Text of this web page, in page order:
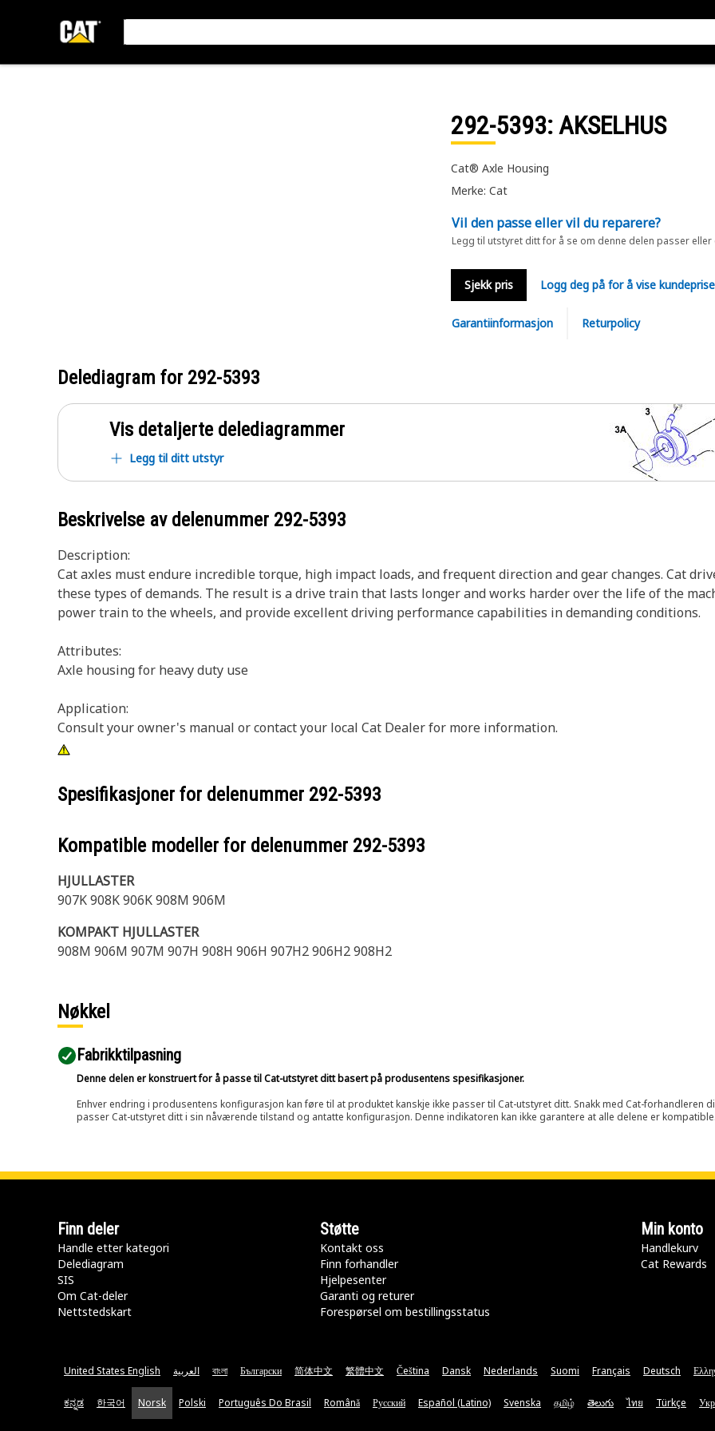
292-5393: AKSELHUS
Cat® Axle Housing
Merke: Cat
Vil den passe eller vil du reparere?
Legg til utstyret ditt for å se om denne delen passer
Sjekk pris Logg deg på for å vise
Garantiinformasjon Returpolicy
Delediagram for 292-5393
Vis detaljerte delediagrammer
Legg til ditt utstyr
Beskrivelse av delenummer 292-5393
Description:
Cat axles must endure incredible torque, high impact loads, and frequent direction and gear changes. Cat
these types of demands. The result is a drive train that lasts longer and works harder over the life of the
power train to the wheels, and provide excellent driving performance capabilities in demanding conditions.
Attributes:
Axle housing for heavy duty use
Application:
Consult your owner's manual or contact your local Cat Dealer for more information.
Spesifikasjoner for delenummer 292-5393
Kompatible modeller for delenummer 292-5393
HJULLASTER
907K 908K 906K 908M 906M
KOMPAKT HJULLASTER
908M 906M 907M 907H 908H 906H 907H2 906H2 908H2
Nøkkel
Fabrikktilpasning
Denne delen er konstruert for å passe til Cat-utstyret ditt basert på produsentens spesifikasjoner.
Enhver endring i produsentens konfigurasjon kan føre til at produktet kanskje ikke passer til Cat-utstyret ditt. Snakk med Cat-forhandleren
passer Cat-utstyret ditt i sin nåværende tilstand og antatte konfigurasjon. Denne indikatoren kan ikke garantere at alle delene er kompatible.
Finn deler
Handle etter kategori
Delediagram
SIS
Om Cat-deler
Nettstedskart
Støtte
Kontakt oss
Finn forhandler
Hjelpesenter
Garanti og returer
Forespørsel om bestillingsstatus
Min konto
Handlekurv
Cat Rewards
United States English العربية বাংলা Български 简体中文 繁體中文 Čeština Dansk Nederlands Suomi Français Deutsch
ಕನ್ನಡ 한국어 Norsk Polski Português Do Brasil Română Русский Español (Latino) Svenska தமிழ் తెలుగు ไทย Türkçe